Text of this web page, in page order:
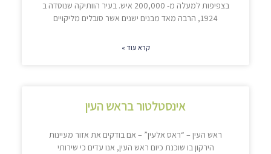
בצפיפות למעלה מ- 200,000 איש. בעיר הוותיקה שנוסדה ב
1924, הרבה מאד מבנים ישנים אשר סובלים מליקויים
קרא עוד »
אינסטלטור בראש העין
ראש העין – “ראס אלעין” – אם בודקים את אזור מעיינות
הירקון בו שוכנת כיום ראש העין, אנו עדים כי שירותי